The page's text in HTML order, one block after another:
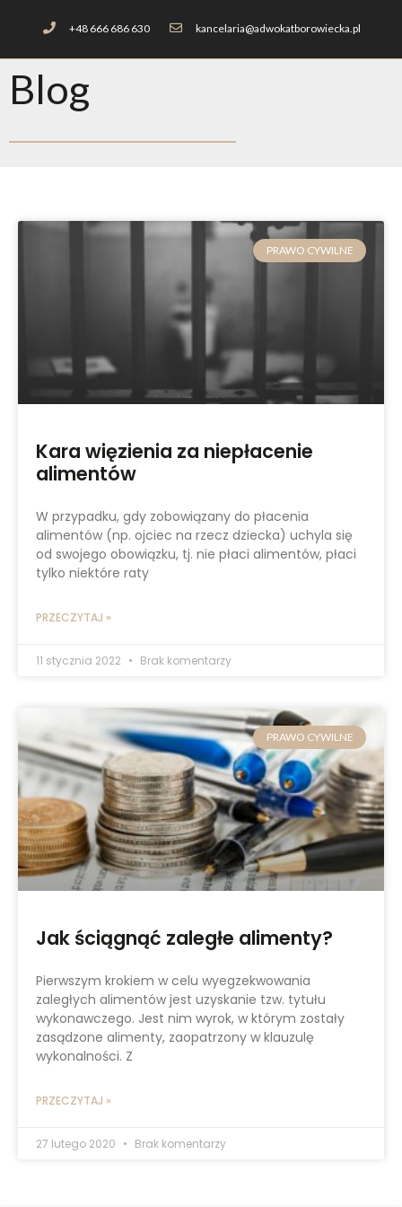
+48 666 686 630 kancelaria@adwokatborowiecka.pl
Blog
PRAWO CYWILNE
Kara więzienia za niepłacenie
alimentów
W przypadku, gdy zobowiązany do płacenia
alimentów (np. ojciec na rzecz dziecka) uchyla się
od swojego obowiązku, tj. nie płaci alimentów, płaci
tylko niektóre raty
PRZECZYTAJ »
11 stycznia 2022 Brak komentarzy
PRAWO CYWILNE
Jak ściągnąć zaległe alimenty?
Pierwszym krokiem w celu wyegzekwowania
zaległych alimentów jest uzyskanie tzw. tytułu
wykonawczego. Jest nim wyrok, w którym zostały
zasądzone alimenty, zaopatrzony w klauzulę
wykonalności. Z
PRZECZYTAJ »
27 lutego 2020 Brak komentarzy